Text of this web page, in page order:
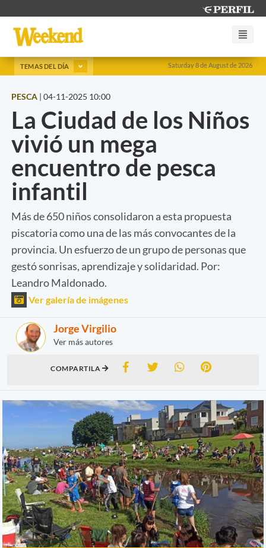
Saturday 8 de August de 2026
TEMAS DEL DÍA
PESCA | 04-11-2025 10:00
La Ciudad de los Niños
vivió un mega
encuentro de pesca
infantil
Más de 650 niños consolidaron a esta propuesta
piscatoria como una de las más convocantes de la
provincia. Un esfuerzo de un grupo de personas que
gestó sonrisas, aprendizaje y solidaridad. Por:
Leandro Maldonado.
Ver galería de imágenes
Jorge Virgilio
Ver más autores
COMPARTILA